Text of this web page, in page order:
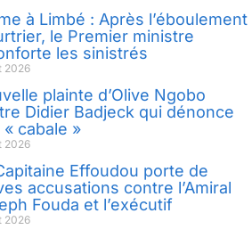
à Limbé : Après l’éboulement
le Premier ministre
les sinistrés
2026
plainte d’Olive Ngobo
Didier Badjeck qui dénonce
« cabale »
2026
Effoudou porte de
accusations contre l’Amiral
Fouda et l’exécutif
2026